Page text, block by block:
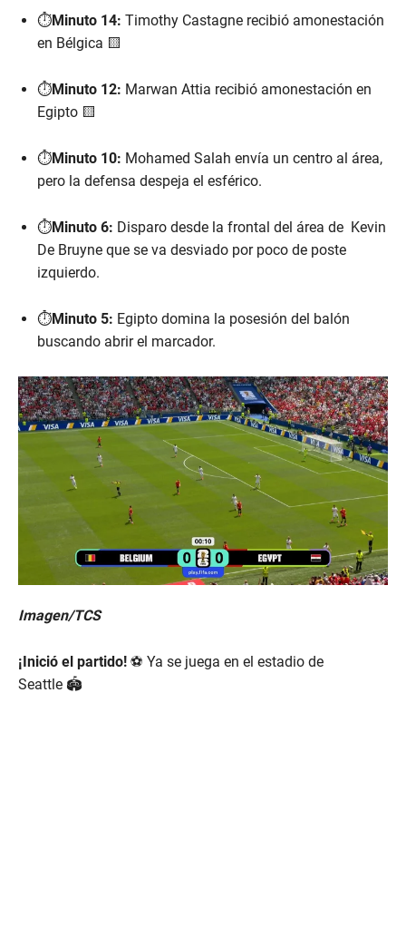
d
m
e
s
⏱️Minuto 14: Timothy Castagne recibió amonestación
en Bélgica 🟨
⏱️Minuto 12: Marwan Attia recibió amonestación en
Egipto 🟨
⏱️Minuto 10: Mohamed Salah envía un centro al área,
pero la defensa despeja el esférico.
⏱️Minuto 6: Disparo desde la frontal del área de Kevin
De Bruyne que se va desviado por poco de poste
izquierdo.
⏱️Minuto 5: Egipto domina la posesión del balón
buscando abrir el marcador.
Imagen/TCS
¡Inició el partido! ⚽ Ya se juega en el estadio de
Seattle 🏟️